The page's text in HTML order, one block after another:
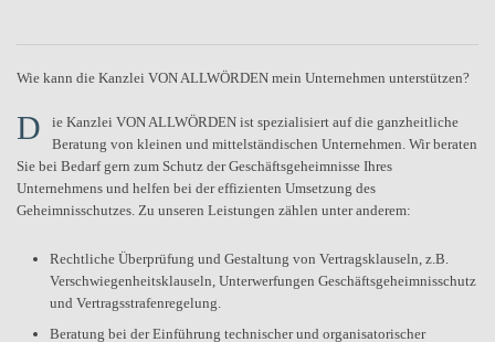
Wie kann die Kanzlei VON ALLWÖRDEN mein Unternehmen unterstützen?
D
ie Kanzlei VON ALLWÖRDEN ist spezialisiert auf die ganzheitliche
Beratung von kleinen und mittelständischen Unternehmen. Wir beraten
Sie bei Bedarf gern zum Schutz der Geschäftsgeheimnisse Ihres
Unternehmens und helfen bei der effizienten Umsetzung des
Geheimnisschutzes. Zu unseren Leistungen zählen unter anderem:
Rechtliche Überprüfung und Gestaltung von Vertragsklauseln, z.B.
Verschwiegenheitsklauseln, Unterwerfungen Geschäftsgeheimnisschutz
und Vertragsstrafenregelung.
Beratung bei der Einführung technischer und organisatorischer